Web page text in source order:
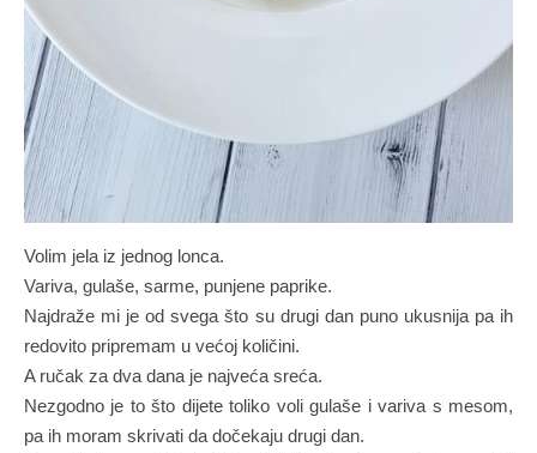
Volim jela iz jednog lonca.
Variva, gulaše, sarme, punjene paprike.
Najdraže mi je od svega što su drugi dan puno ukusnija pa ih
redovito pripremam u većoj količini.
A ručak za dva dana je najveća sreća.
Nezgodno je to što dijete toliko voli gulaše i variva s mesom,
pa ih moram skrivati da dočekaju drugi dan.